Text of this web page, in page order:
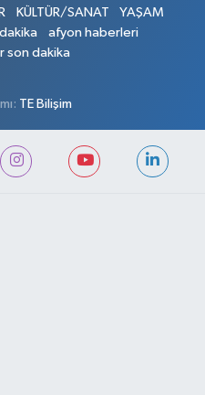
KÜLTÜR/SANAT
YAŞAM
afyon haberleri
son dakika
TE Bilişim